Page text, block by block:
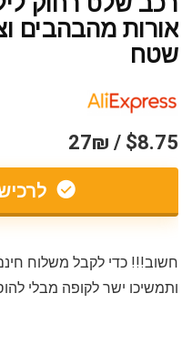
אורות מהבהבים
שטח
$8.75 / 27₪
ותמשיכו ישר לקופה מבלי